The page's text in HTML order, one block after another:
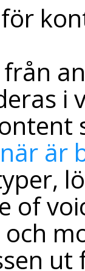
i
när är
of